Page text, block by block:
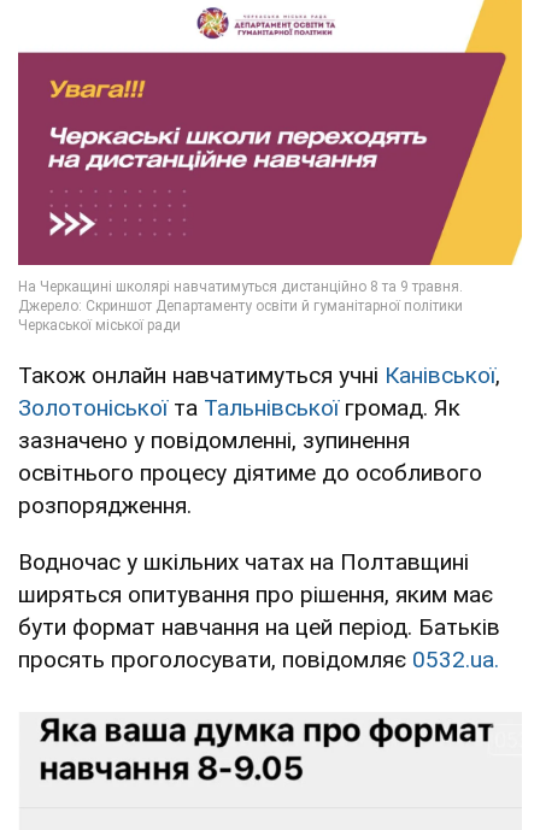
Також онлайн навчатимуться учні Канівської,
Золотоніськоїта Тальнівськоїгромад. Як
зазначено у повідомленні, зупинення
освітнього процесу діятиме до особливого
розпорядження.
Водночас у шкільних чатах на Полтавщині
ширяться опитування про рішення, яким має
бути формат навчання на цей період. Батьків
просять проголосувати, повідомляє 0532.ua.